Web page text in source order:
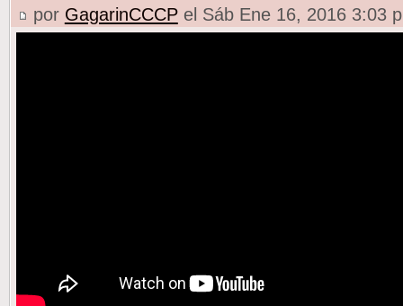
por GagarinCCCPel Sáb Ene 16, 2016 3:03